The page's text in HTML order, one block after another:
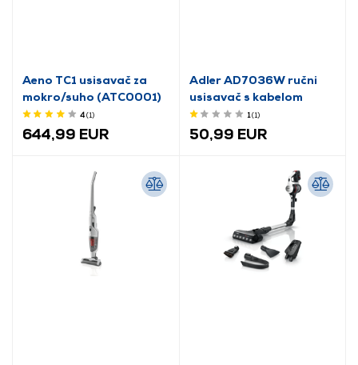
Aeno TC1 usisavač za
mokro/suho (ATC0001)
4(1)
644,99 EUR
Adler AD7036W ručni
usisavač s kabelom
1(1)
50,99 EUR